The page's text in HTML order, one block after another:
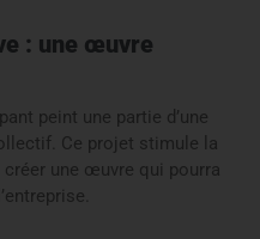
: une œuvre
peint une partie d’une
Ce projet stimule la
créer une œuvre qui pourra